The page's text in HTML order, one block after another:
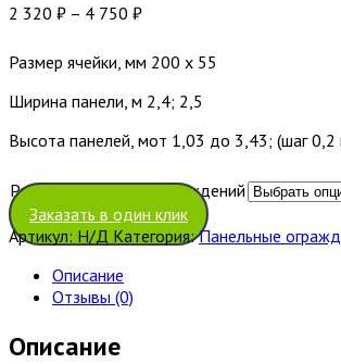
2 320 ₽ – 4 750 ₽
Размер ячейки, мм 200 х 55
Ширина панели, м 2,4; 2,5
Высота панелей, мот 1,03 до 3,43; (шаг 0,2
Размер Панельных ограждений
Заказать в один клик
Артикул: Н/Д Категория:Панельные
Описание
Отзывы (0)
Описание